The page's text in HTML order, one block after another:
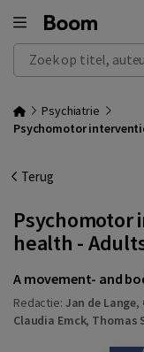
Zoek op titel, auteur,
Psychiatrie
Psychomotor
Terug
Psychomotor
health -
A movement- and
Redactie: Jan de Lange,
Claudia Emck, Thomas